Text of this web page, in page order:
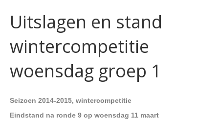
Uitslagen en stand
wintercompetitie
woensdag groep 1
Seizoen 2014-2015, wintercompetitie
Eindstand na ronde 9 op woensdag 11 maart